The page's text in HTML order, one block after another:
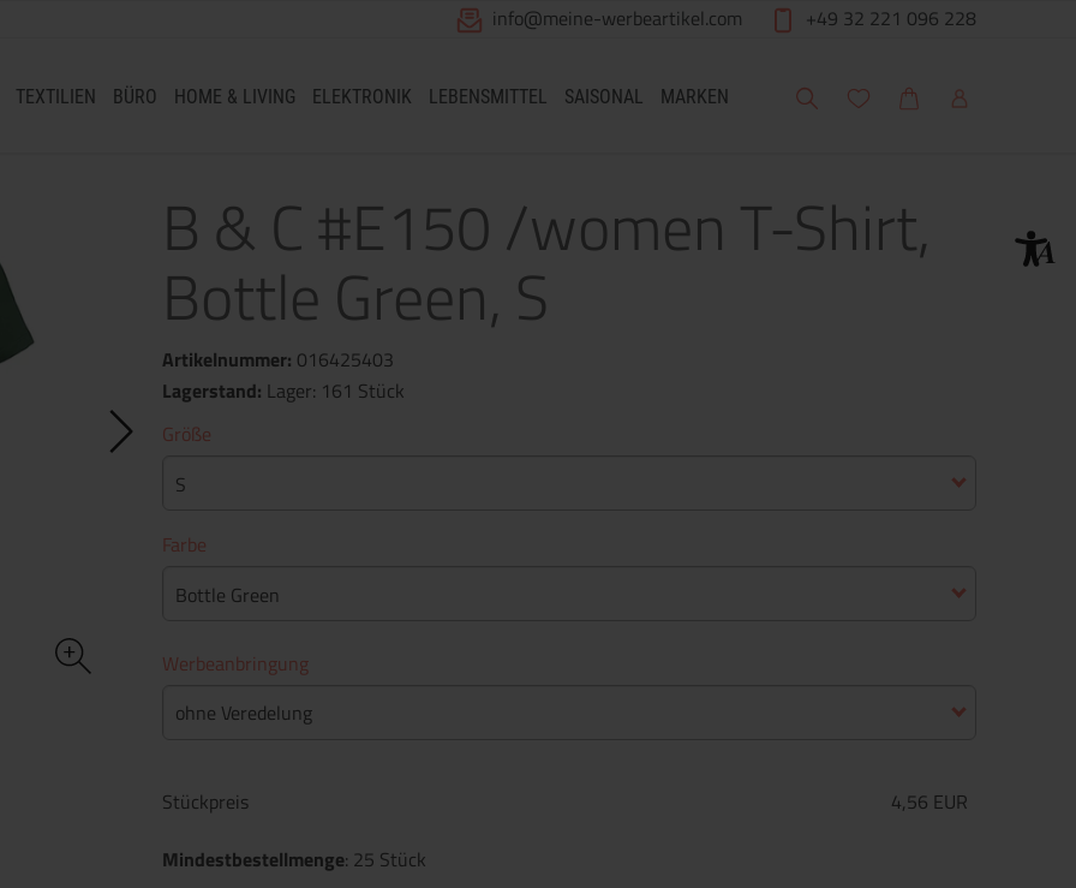
info@meine-werbeartikel.com +49 32 221 096 228
TEXTILIEN BÜRO HOME & LIVING ELEKTRONIK LEBENSMITTEL SAISONAL MARKEN Suche Meine Wunschliste
WarenkorbMein Account
B & C #E150 /women T-Shirt,
Bottle Green, S
Artikelnummer: 016425403
Lagerstand: Lager: 161 Stück
Größe
S
Farbe
Bottle Green
Werbeanbringung
ohne Veredelung
Stückpreis
4,56 EUR
Mindestbestellmenge: 25 Stück